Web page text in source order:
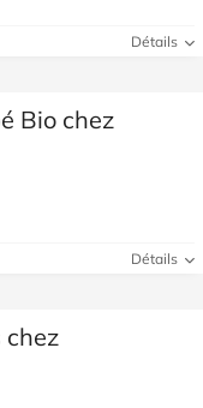
Détails
Bio chez
Détails
chez